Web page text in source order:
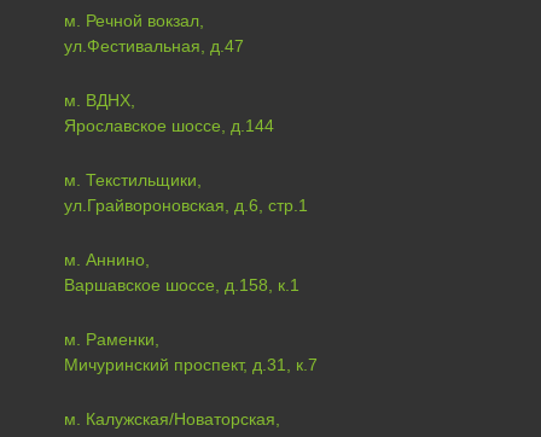
м. Речной вокзал,
ул.Фестивальная, д.47
м. ВДНХ,
Ярославское шоссе, д.144
м. Текстильщики,
ул.Грайвороновская, д.6, стр.1
м. Аннино,
Варшавское шоссе, д.158, к.1
м. Раменки,
Мичуринский проспект, д.31, к.7
м. Калужская/Новаторская,